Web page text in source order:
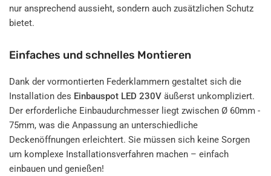
nur ansprechend aussieht, sondern auch zusätzlichen Schutz
bietet.
Einfaches und schnelles Montieren
Dank der vormontierten Federklammern gestaltet sich die
Installation des Einbauspot LED 230V äußerst unkompliziert.
Der erforderliche Einbaudurchmesser liegt zwischen Ø 60mm -
75mm, was die Anpassung an unterschiedliche
Deckenöffnungen erleichtert. Sie müssen sich keine Sorgen
um komplexe Installationsverfahren machen – einfach
einbauen und genießen!